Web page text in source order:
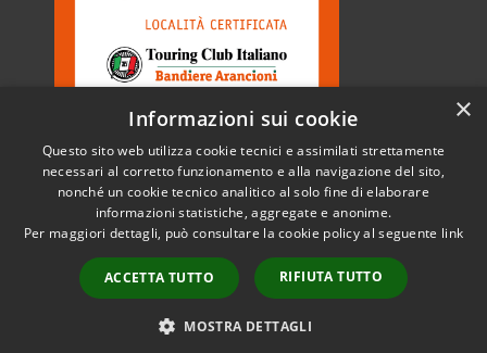
Accessibilità
Copyright © 2026 • Comune di
Gromo • Powered by
Municipium•
Accesso
redazione
×
Informazioni sui cookie
Questo sito web utilizza cookie tecnici e assimilati strettamente
necessari al corretto funzionamento e alla navigazione del sito,
nonché un cookie tecnico analitico al solo fine di elaborare
informazioni statistiche, aggregate e anonime.
Per maggiori dettagli, può consultare la cookie policy al seguente link
ACCETTA TUTTO RIFIUTA TUTTO
MOSTRA DETTAGLI